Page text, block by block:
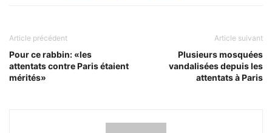
Article précédent
Pour ce rabbin: «les
attentats contre Paris étaient
mérités»
Article suivant
Plusieurs mosquées
vandalisées depuis les
attentats à Paris